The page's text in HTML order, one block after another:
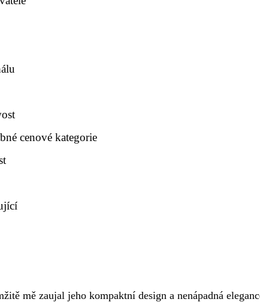
cenové kategorie
mě zaujal jeho kompaktní design a nenápadná